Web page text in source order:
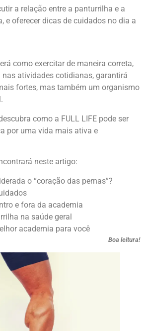
a relação entre a panturrilha e a
e oferecer dicas de cuidados no dia a
como exercitar de maneira correta,
atividades cotidianas, garantirá
fortes, mas também um organismo
como a FULL LIFE pode ser
por uma vida mais ativa e
neste artigo:
o “coração das pernas”?
e fora da academia
na saúde geral
academia para você
Boa leitura!